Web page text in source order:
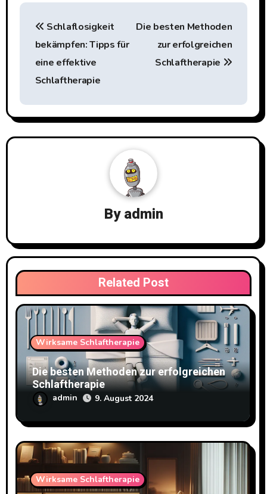
Beitragsnavigation
Schlaflosigkeit
bekämpfen: Tipps für
eine effektive
Schlaftherapie
Die besten Methoden
zur erfolgreichen
Schlaftherapie
Byadmin
Related Post
Wirksame Schlaftherapie
Die besten Methoden zur erfolgreichen
Schlaftherapie
admin 9. August 2024
Wirksame Schlaftherapie